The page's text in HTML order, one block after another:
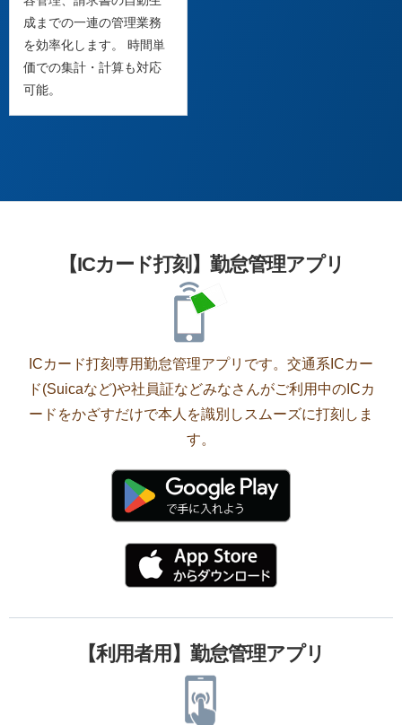
成までの一連の管理業務
を効率化します。 時間単
価での集計・計算も対応
可能。
【ICカード打刻】勤怠管理アプリ
ICカード打刻専用勤怠管理アプリです。交通系ICカー
ド(Suicaなど)や社員証などみなさんがご利用中のICカ
ードをかざすだけで本人を識別しスムーズに打刻しま
す。
【利用者用】勤怠管理アプリ